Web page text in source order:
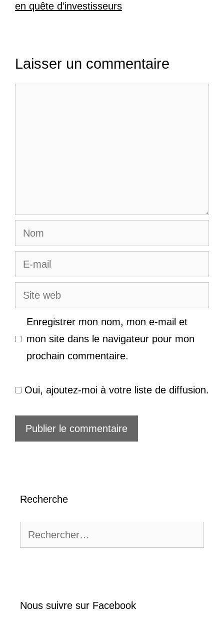
en quête d’investisseurs
Laisser un commentaire
Nom
E-
mail
Site
web
Enregistrer mon nom, mon e-mail et
mon site dans le navigateur pour mon
prochain commentaire.
Oui, ajoutez-moi à votre liste de diffusion.
Recherche
Nous suivre sur Facebook